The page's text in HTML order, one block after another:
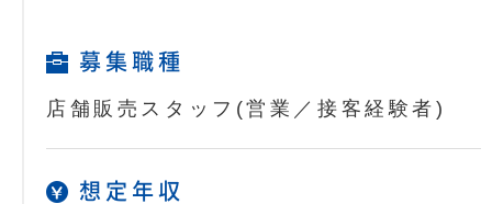
募集職種
店舗販売スタッフ(営業／接客経験者)
想定年収